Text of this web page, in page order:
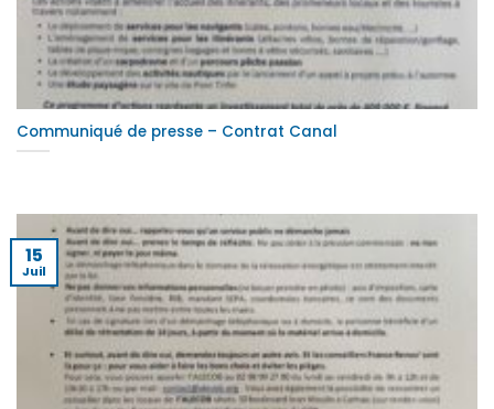
Communiqué de presse – Contrat Canal
15
Juil